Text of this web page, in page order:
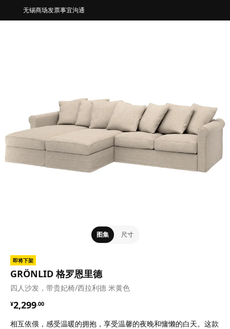
无锡商场发票事宜沟通
图集 尺寸
即将下架
GRÖNLID 格罗恩里德
四人沙发，带贵妃椅/西拉利德 米黄色
¥2,299.00
¥ 2299.00
相互依偎，感受温暖的拥抱，享受温馨的夜晚和慵懒的白天。这款